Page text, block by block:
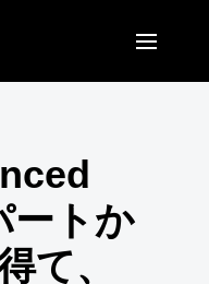
(English)
(English)
ートか
て、